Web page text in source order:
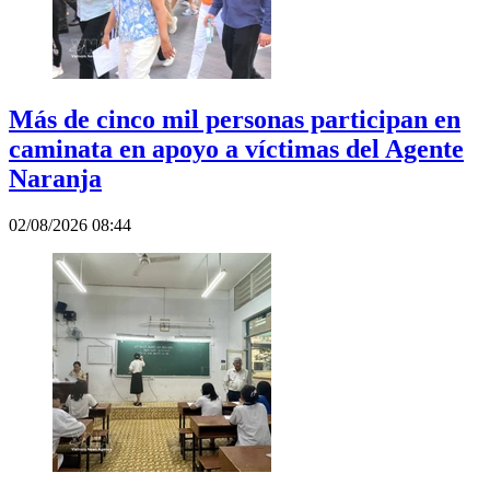
Más de cinco mil personas participan en
caminata en apoyo a víctimas del Agente
Naranja
02/08/2026 08:44